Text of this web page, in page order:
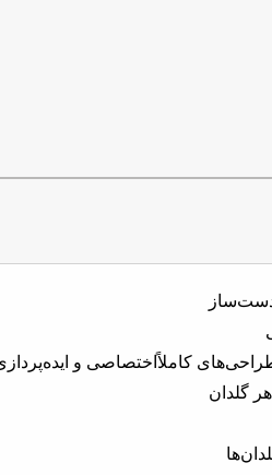
دست‌ساز
طراحی‌های کاملاًاختصاصی و
گلدان